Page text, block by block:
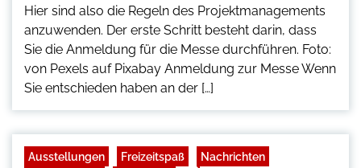
Hier sind also die Regeln des Projektmanagements
anzuwenden. Der erste Schritt besteht darin, dass
Sie die Anmeldung für die Messe durchführen. Foto:
von Pexels auf Pixabay Anmeldung zur Messe Wenn
Sie entschieden haben an der […]
Ausstellungen Freizeitspaß
Nachrichten